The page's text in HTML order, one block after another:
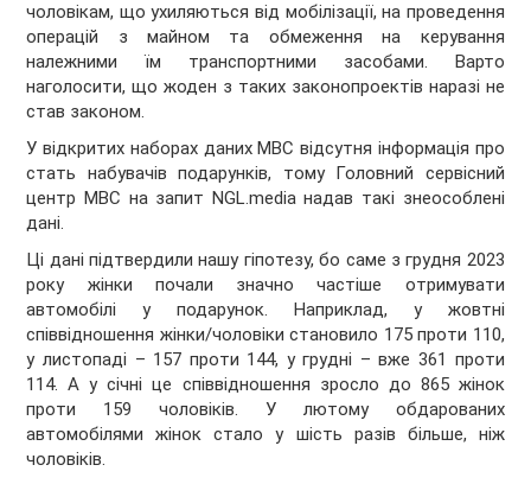
чоловікам, що ухиляються від мобілізації, на проведення
операцій з майном та обмеження на керування
належними їм транспортними засобами. Варто
наголосити, що жоден з таких законопроектів наразі не
став законом.
У відкритих наборах даних МВС відсутня інформація про
стать набувачів подарунків, тому Головний сервісний
центр МВС на запит NGL.media надав такі знеособлені
дані.
Ці дані підтвердили нашу гіпотезу, бо саме з грудня 2023
року жінки почали значно частіше отримувати
автомобілі у подарунок. Наприклад, у жовтні
співвідношення жінки/чоловіки становило 175 проти 110,
у листопаді – 157 проти 144, у грудні – вже 361 проти
114. А у січні це співвідношення зросло до 865 жінок
проти 159 чоловіків. У лютому обдарованих
автомобілями жінок стало у шість разів більше, ніж
чоловіків.